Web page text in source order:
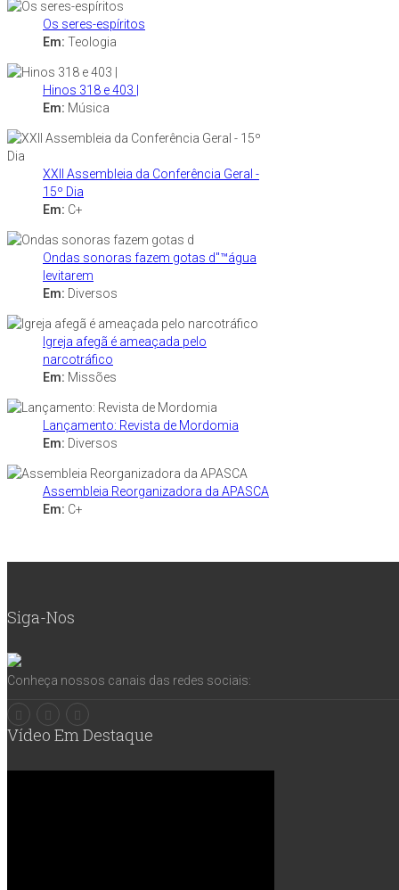
Os seres-espíritos
Em: Teologia
Hinos 318 e 403 |
Em: Música
XXII Assembleia da Conferência Geral -
15º Dia
Em: C+
Ondas sonoras fazem gotas d"™água
levitarem
Em: Diversos
Igreja afegã é ameaçada pelo
narcotráfico
Em: Missões
Lançamento: Revista de Mordomia
Em: Diversos
Assembleia Reorganizadora da APASCA
Em: C+
Siga-Nos
Conheça nossos canais das redes sociais:
Vídeo Em Destaque